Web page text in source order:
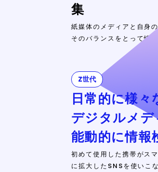
集
紙媒体のメディアと自身
そのバランスをとって情
Z世代
日常的に様々
デジタルメデ
能動的に情報
初めて使用した携帯がス
に拡大したSNSを使いこ